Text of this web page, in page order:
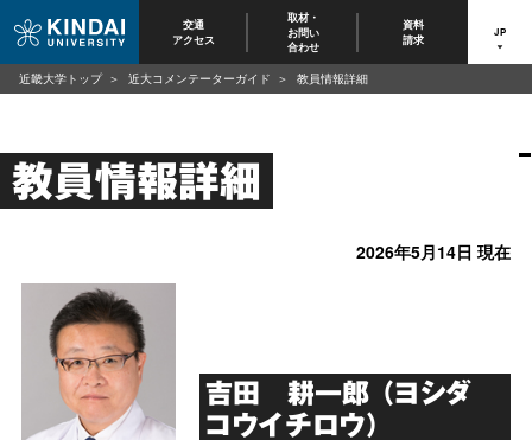
交通
アクセス
取材・
お問い
合わせ
資料
請求
JP
教員情報詳細
2026年5月14日 現在
吉田 耕一郎 （ヨシダ
コウイチロウ）
近畿大学トップ 近大コメンテーターガイド 教員情報詳細